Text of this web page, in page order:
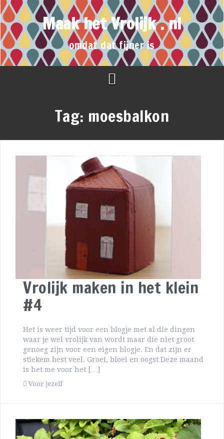
Maak het Vrolijk . nl
omdat dat fijner is
Tag: moesbalkon
Vrolijk maken in het klein
#4
Het is weer tijd voor een blogje met al die dingen
waar je wel vrolijk van wordt maar die niet groot
genoeg zijn voor een eigen blogje. En dat zijn er
stiekem best veel. Groei, bloei en oogst Deze maand
is het me voor het […]
Voor jezelf